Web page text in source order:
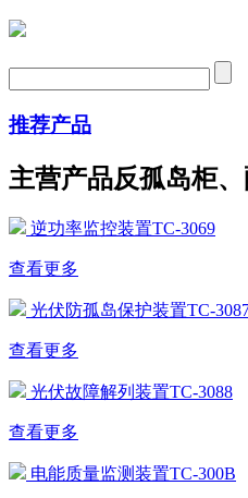
推荐产品
主营产品反孤岛柜
逆功率监控装置TC-3069
查看更多
光伏防孤岛保护装置TC-
查看更多
光伏故障解列装置TC-3088
查看更多
电能质量监测装置TC-300B